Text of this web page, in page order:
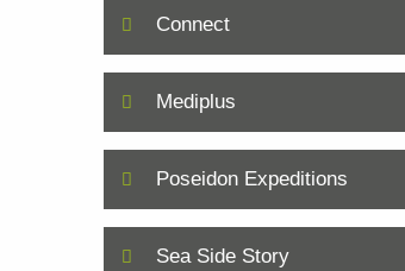
Connect
Mediplus
Poseidon Expeditions
Sea Side Story